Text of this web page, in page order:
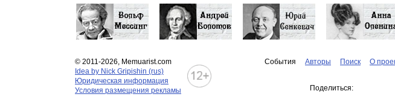
© 2011-2026, Memuarist.com
Idea by Nick Gripishin (rus)
Юридическая информация
Условия размещения рекламы
События Авторы Поиск О
Поделиться: